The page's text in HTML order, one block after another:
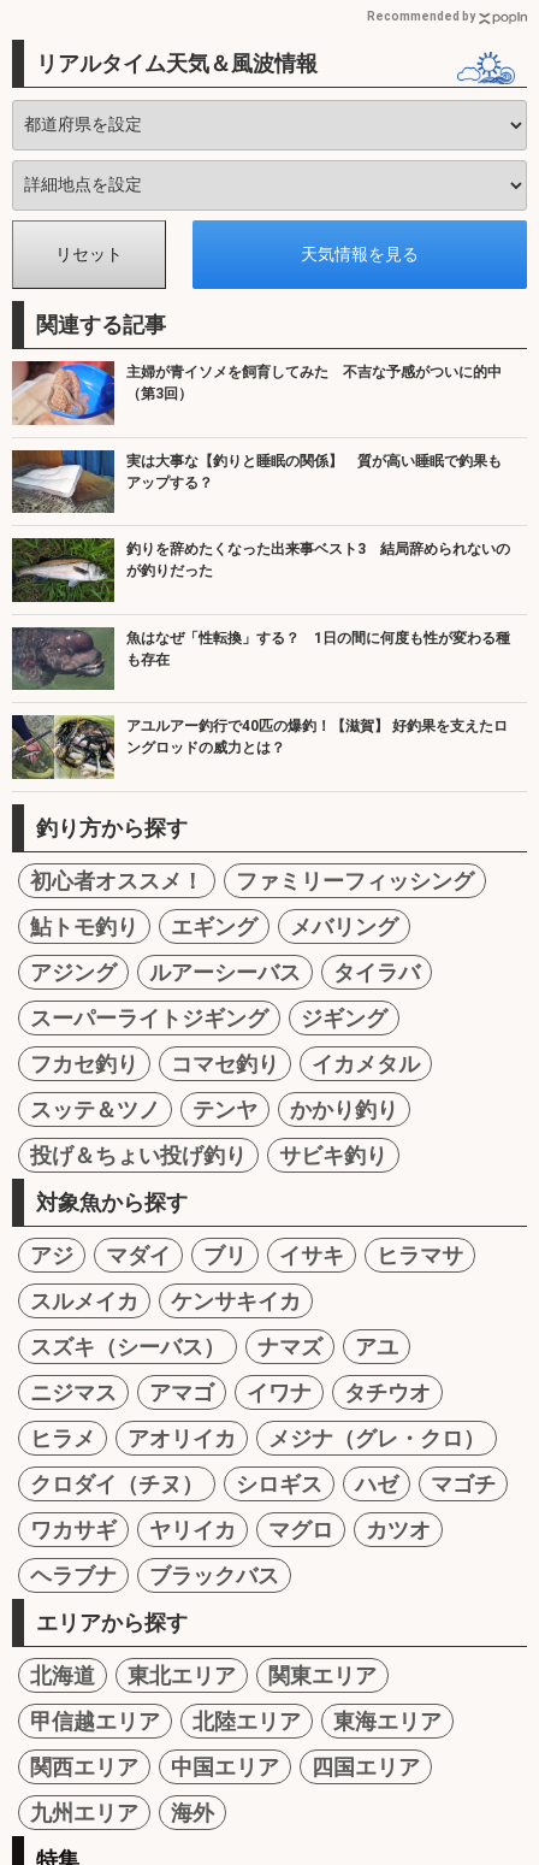
Recommended by
リアルタイム天気＆風波情報
関連する記事
主婦が青イソメを飼育してみた 不吉な予感がついに的中
（第3回）
実は大事な【釣りと睡眠の関係】 質が高い睡眠で釣果も
アップする？
釣りを辞めたくなった出来事ベスト3 結局辞められないの
が釣りだった
魚はなぜ「性転換」する？ 1日の間に何度も性が変わる種
も存在
アユルアー釣行で40匹の爆釣！【滋賀】 好釣果を支えたロ
ングロッドの威力とは？
釣り方から探す
初心者オススメ！
ファミリーフィッシング
鮎トモ釣り
エギング
メバリング
アジング
ルアーシーバス
タイラバ
スーパーライトジギング
ジギング
フカセ釣り
コマセ釣り
イカメタル
スッテ＆ツノ
テンヤ
かかり釣り
投げ＆ちょい投げ釣り
サビキ釣り
対象魚から探す
アジ マダイ ブリ イサキ
ヒラマサ
スルメイカ
ケンサキイカ
スズキ（シーバス）
ナマズ
アユ
ニジマス
アマゴ イワナ
タチウオ
ヒラメ
アオリイカ
メジナ（グレ・クロ）
クロダイ（チヌ）
シロギス ハゼ
マゴチ
ワカサギ
ヤリイカ マグロ
カツオ
ヘラブナ
ブラックバス
エリアから探す
北海道 東北エリア
関東エリア
甲信越エリア
北陸エリア
東海エリア
関西エリア
中国エリア
四国エリア
九州エリア
海外
特集